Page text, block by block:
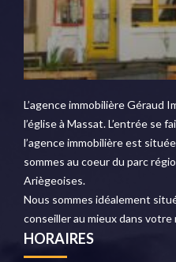
L’agence immobilière Géraud
l’église à Massat. L’entrée se
l’agence immobilière est
sommes au coeur du parc
Ariègeoises.
Nous sommes idéalement
conseiller au mieux dans votre
HORAIRES